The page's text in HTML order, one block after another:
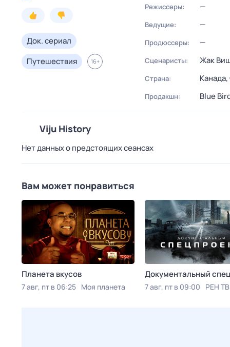
Док. сериал
Путешествия
16+
Режиссеры: —
Ведущие: —
Продюссеры: —
Сценаристы: Жак
Страна: Канада,
Продакшн: Blue
Viju History
Нет данных о предстоящих сеансах
Вам может понравиться
Планета вкусов
7 авг, пт в 06:25 Моя планета
Документальный
7 авг, пт в 09:00 РЕН ТВ